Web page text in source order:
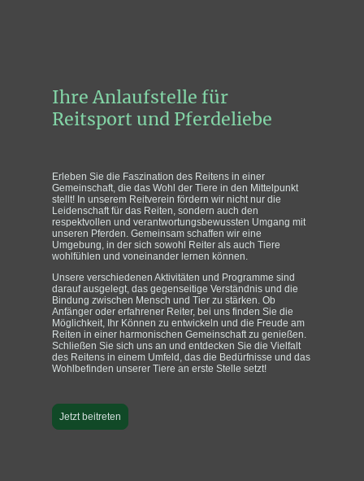
Ihre Anlaufstelle für
Reitsport und Pferdeliebe
Erleben Sie die Faszination des Reitens in einer
Gemeinschaft, die das Wohl der Tiere in den Mittelpunkt
stellt! In unserem Reitverein fördern wir nicht nur die
Leidenschaft für das Reiten, sondern auch den
respektvollen und verantwortungsbewussten Umgang mit
unseren Pferden. Gemeinsam schaffen wir eine
Umgebung, in der sich sowohl Reiter als auch Tiere
wohlfühlen und voneinander lernen können.
Unsere verschiedenen Aktivitäten und Programme sind
darauf ausgelegt, das gegenseitige Verständnis und die
Bindung zwischen Mensch und Tier zu stärken. Ob
Anfänger oder erfahrener Reiter, bei uns finden Sie die
Möglichkeit, Ihr Können zu entwickeln und die Freude am
Reiten in einer harmonischen Gemeinschaft zu genießen.
Schließen Sie sich uns an und entdecken Sie die Vielfalt
des Reitens in einem Umfeld, das die Bedürfnisse und das
Wohlbefinden unserer Tiere an erste Stelle setzt!
Jetzt beitreten